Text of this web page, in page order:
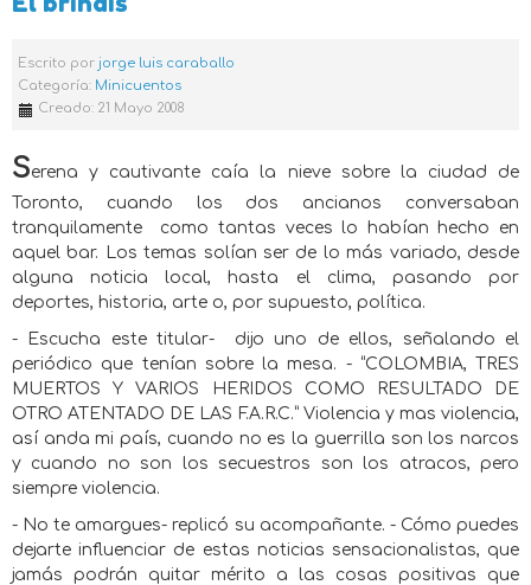
Escrito por jorge luis caraballo
Categoría: Minicuentos
Creado: 21 Mayo 2008
Serena y cautivante caía la nieve sobre la ciudad de
Toronto, cuando los dos ancianos conversaban
tranquilamente
como tantas veces lo habían hecho en
aquel bar. Los temas solían ser de lo más variado, desde
alguna noticia local, hasta el clima, pasando por
deportes, historia, arte o, por supuesto, política.
- Escucha este titular-
dijo uno de ellos, señalando el
periódico que tenían sobre la mesa. - “COLOMBIA, TRES
MUERTOS Y VARIOS HERIDOS COMO RESULTADO DE
OTRO ATENTADO DE LAS F.A.R.C.” Violencia y mas violencia,
así anda mi país, cuando no es la guerrilla son los narcos
y cuando no son los secuestros son los atracos, pero
siempre violencia.
- No te amargues- replicó su acompañante. - Cómo puedes
dejarte influenciar de estas noticias sensacionalistas, que
jamás podrán quitar mérito a las cosas positivas que